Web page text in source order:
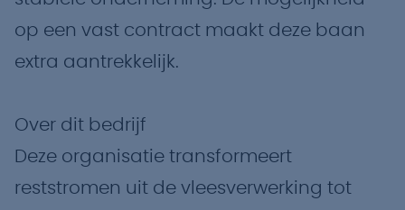
op een vast contract maakt deze baan
extra aantrekkelijk.
Over dit bedrijf
Deze organisatie transformeert
reststromen uit de vleesverwerking tot